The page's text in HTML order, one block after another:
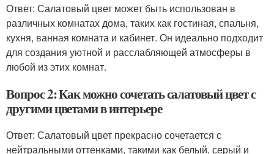
Ответ: Салатовый цвет может быть использован в
различных комнатах дома, таких как гостиная, спальня,
кухня, ванная комната и кабинет. Он идеально подходит
для создания уютной и расслабляющей атмосферы в
любой из этих комнат.
Вопрос 2: Как можно сочетать салатовый цвет с
другими цветами в интерьере
Ответ: Салатовый цвет прекрасно сочетается с
нейтральными оттенками, такими как белый, серый и